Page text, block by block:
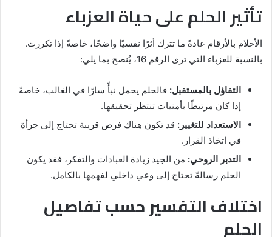
تأثير الحلم على حياة العزباء
الأحلام بالأرقام عادةً ما تترك أثرًا نفسيًا واضحًا، خاصةً إذا تكررت.
بالنسبة للعزباء التي ترى الرقم 16، يُنصح بما يلي:
التفاؤل بالمستقبل: فالحلم يحمل نبأً سارًا في الغالب، خاصةً
إذا كان مرتبطًا بأمنيات تنتظر تحقيقها.
الاستعداد للتغيير: قد تكون هناك فرص قريبة تحتاج إلى جرأة
في اتخاذ القرار.
التدبر الروحي: من الجيد زيادة العبادات والتفكر، فقد يكون
الحلم رسالةً تحتاج إلى وعي داخلي لفهمها بالكامل.
اختلاف التفسير حسب تفاصيل
الحلم